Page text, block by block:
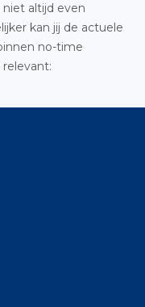
altijd even
kan jij de actuele
no-time